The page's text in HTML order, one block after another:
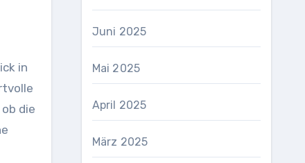
in
die
Juni 2025
Mai 2025
April 2025
März 2025